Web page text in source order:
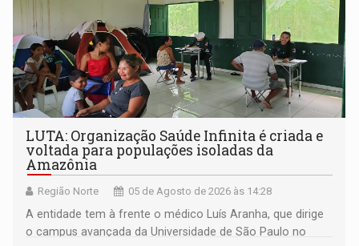
LUTA: Organização Saúde Infinita é criada e
voltada para populações isoladas da
Amazônia
Região Norte 05 de Agosto de 2026 às 14:28
A entidade tem à frente o médico Luís Aranha, que dirige
o campus avançada da Universidade de São Paulo no